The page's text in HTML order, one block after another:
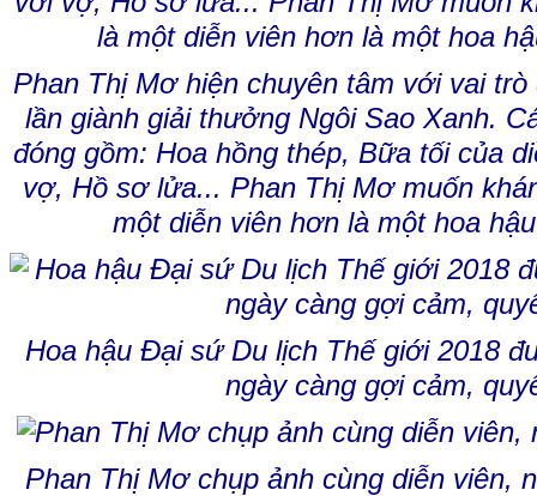
Phan Thị Mơ hiện chuyên tâm với vai
lần giành giải thưởng Ngôi Sao Xanh.
đóng gồm: Hoa hồng thép, Bữa tối của
vợ, Hồ sơ lửa... Phan Thị Mơ muốn
một diễn viên hơn là một hoa
Hoa hậu Đại sứ Du lịch Thế giới 2018
ngày càng gợi cảm,
Phan Thị Mơ chụp ảnh cùng diễn viên,